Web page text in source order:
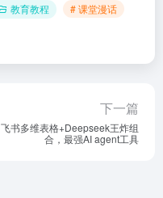
教育教程 # 课堂漫话
下一篇
飞书多维表格+Deepseek王炸组
合，最强AI agent工具